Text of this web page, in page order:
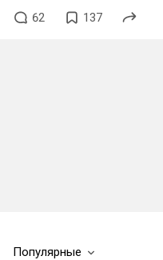
62 137
Популярные